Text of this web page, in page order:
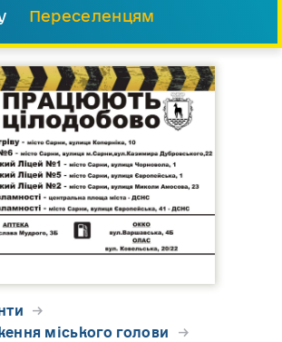
Переселенцям
→
міського голови →